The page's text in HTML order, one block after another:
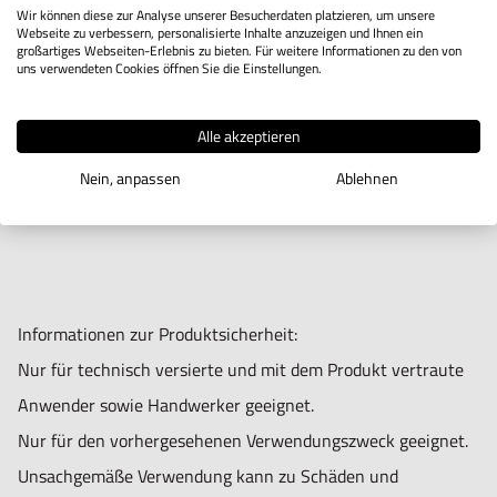
Geeignet zum Schärfen von Feinschneidwerkzeugen aus
verschiedenen Materialien, mit langer Lebensdauer und
Informationen zur Produktsicherheit:
Nur für technisch versierte und mit dem Produkt vertraute
Anwender sowie Handwerker geeignet.
Nur für den vorhergesehenen Verwendungszweck geeignet.
Unsachgemäße Verwendung kann zu Schäden und
Wir können diese zur Analyse unserer Besucherdaten platzieren, um unsere
Webseite zu verbessern, personalisierte Inhalte anzuzeigen und Ihnen ein
großartiges Webseiten-Erlebnis zu bieten. Für weitere Informationen zu den von
uns verwendeten Cookies öffnen Sie die Einstellungen.
Alle akzeptieren
Nein, anpassen
Ablehnen